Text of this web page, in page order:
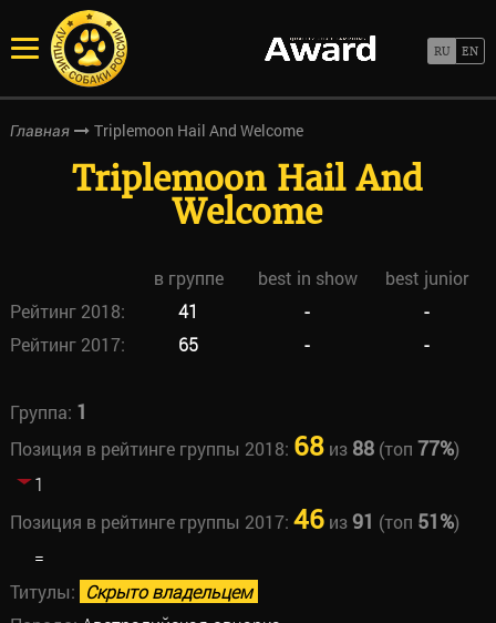
Главная Triplemoon Hail And Welcome
Triplemoon Hail And
Welcome
в группе best in show
best junior
Рейтинг 2018:
41 -
-
Рейтинг 2017:
65 - -
Группа: 1
Позиция в рейтинге группы 2018: 68из 88(топ 77%)
1
Позиция в рейтинге группы 2017: 46из91 (топ 51%)
=
Титулы: Скрыто владельцем